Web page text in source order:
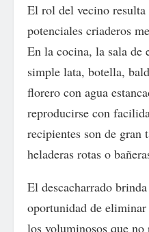
El rol del vecino
potenciales criaderos
En la cocina, la sala de
simple lata, botella,
florero con agua
reproducirse con
recipientes son de gran
heladeras rotas o
El descacharrado
oportunidad de
los voluminosos que no